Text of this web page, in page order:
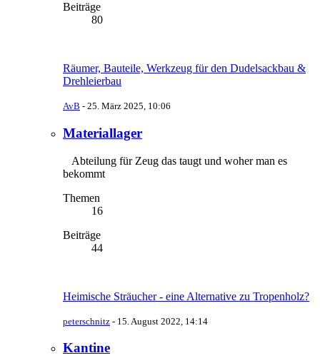
Beiträge
80
Räumer, Bauteile, Werkzeug für den Dudelsackbau &
Drehleierbau
AvB - 25. März 2025, 10:06
Materiallager
Abteilung für Zeug das taugt und woher man es
bekommt
Themen
16
Beiträge
44
Heimische Sträucher - eine Alternative zu Tropenholz?
peterschnitz - 15. August 2022, 14:14
Kantine